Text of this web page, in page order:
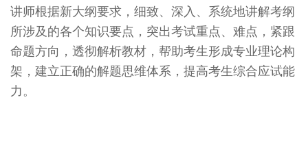
讲师根据新大纲要求，细致、深入、系统地讲解考纲
所涉及的各个知识要点，突出考试重点、难点，紧跟
命题方向，透彻解析教材，帮助考生形成专业理论构
架，建立正确的解题思维体系，提高考生综合应试能
力。